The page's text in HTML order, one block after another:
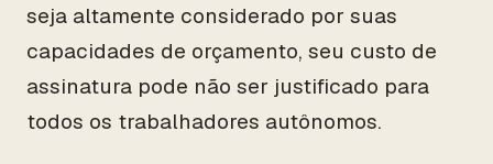
seja altamente considerado por suas
capacidades de orçamento, seu custo de
assinatura pode não ser justificado para
todos os trabalhadores autônomos.